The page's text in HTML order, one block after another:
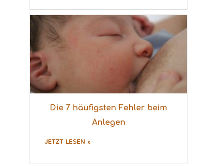
Die 7 häufigsten Fehler beim
Anlegen
JETZT LESEN »